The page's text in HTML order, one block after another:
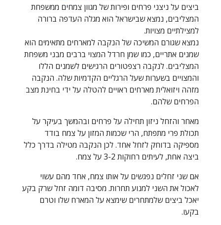
ביצים על ניצני פרחים ופירות של מגוון צמחים ממשפחת
המצליבים, נמצא שבישראל הוא מגלה העדפה ברורה
למצילתיים מצויות.
נמצא שגורם המשיכה של הנקבה למארחים מתאימים הוא
שמנים אתריים, כמו שמן חרדל המצוי ברבים מבני משפחת
המצליבים. לנקבה רצפטורים הרגישים לשמנים הללו
והמצויים בשערות שעל הרגליים הקדמיות שלה. הנקבה
מזהה ויזואלית מארחים ראויים להטלה על ידי בחינת מצב
הפרחים שלהם.
מאחר והזחל ניזון תחילה על פרחים ובהמשך בעיקר על
תכולת פרי מתפתח, הרי שכמות המזון על צמח בודד
מספיקה בדוחק לזחל אחד. לכן הנקבה מטילה בדרך כלל
ביצה אחת, לעיתים רחוקות 3-2 על צמח.
אם שני זחלים נפגשים על אותו צמח, אחד מהם עשוי
לאכול את השני למנוע תחרות. מסיבה דומה זחל שרק בקע
יאכל ביצים שלמתחרים שימצא על המארח שלו וטרם
בקעו.